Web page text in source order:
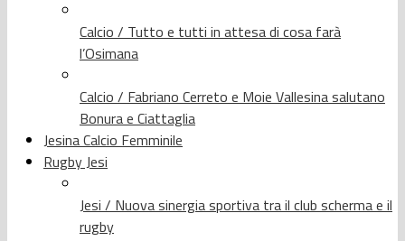
Calcio / Tutto e tutti in attesa di cosa farà
l’Osimana
Calcio / Fabriano Cerreto e Moie Vallesina salutano
Bonura e Ciattaglia
Jesina Calcio Femminile
Rugby Jesi
Jesi / Nuova sinergia sportiva tra il club scherma e il
rugby